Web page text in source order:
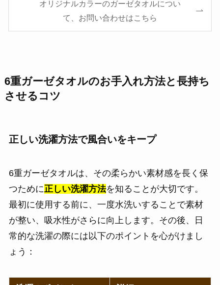
オリジナルカラーのガーゼタオルについ
て、お問い合わせはこちら
6重ガーゼタオルのお手入れ方法と長持ち
させるコツ
正しい洗濯方法で風合いをキープ
6重ガーゼタオルは、その柔らかい素材感を長く保
つために正しい洗濯方法を知ることが大切です。
最初に使用する前に、一度水洗いすることで素材
が整い、吸水性がさらに向上します。その後、日
常的な洗濯の際には以下のポイントを心がけまし
ょう：